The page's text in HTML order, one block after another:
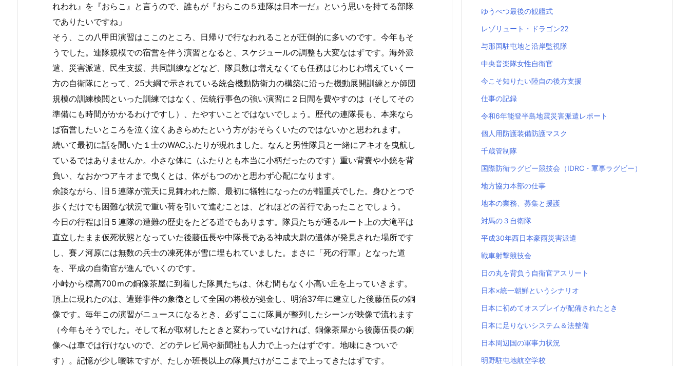
れわれ』を『おらこ』と言うので、誰もが『おらこの５連隊は日本一だ』という思いを持てる部隊
でありたいですね」
そう、この八甲田演習はここのところ、日帰りで行なわれることが圧倒的に多いのです。今年もそ
うでした。連隊規模での宿営を伴う演習となると、スケジュールの調整も大変なはずです。海外派
遣、災害派遣、民生支援、共同訓練などなど、隊員数は増えなくても任務はじわじわ増えていく一
方の自衛隊にとって、25大綱で示されている統合機動防衛力の構築に沿った機動展開訓練とか師団
規模の訓練検閲といった訓練ではなく、伝統行事色の強い演習に２日間を費やすのは（そしてその
準備にも時間がかかるわけですし）、たやすいことではないでしょう。歴代の連隊長も、本来なら
ば宿営したいところを泣く泣くあきらめたという方がおそらくいたのではないかと思われます。
続いて最初に話を聞いた１士のWACふたりが現れました。なんと男性隊員と一緒にアキオを曳航し
ているではありませんか。小さな体に（ふたりとも本当に小柄だったのです）重い背嚢や小銃を背
負い、なおかつアキオまで曳くとは、体がもつのかと思わず心配になります。
余談ながら、旧５連隊が荒天に見舞われた際、最初に犠牲になったのが輜重兵でした。身ひとつで
歩くだけでも困難な状況で重い荷を引いて進むことは、どれほどの苦行であったことでしょう。
今日の行程は旧５連隊の遭難の歴史をたどる道でもあります。隊員たちが通るルート上の大滝平は
直立したまま仮死状態となっていた後藤伍長や中隊長である神成大尉の遺体が発見された場所です
し、賽ノ河原には無数の兵士の凍死体が雪に埋もれていました。まさに「死の行軍」となった道
を、平成の自衛官が進んでいくのです。
小峠から標高700ｍの銅像茶屋に到着した隊員たちは、休む間もなく小高い丘を上っていきます。
頂上に現れたのは、遭難事件の象徴として全国の将校が拠金し、明治37年に建立した後藤伍長の銅
像です。毎年この演習がニュースになるとき、必ずここに隊員が整列したシーンが映像で流れます
（今年もそうでした。そして私が取材したときと変わっていなければ、銅像茶屋から後藤伍長の銅
像へは車では行けないので、どのテレビ局や新聞社も人力で上ったはずです。地味にきついで
す）。記憶が少し曖昧ですが、たしか班長以上の隊員だけがここまで上ってきたはずです。
ゆうべつ最後の観艦式
レゾリュート・ドラゴン22
与那国駐屯地と沿岸監視隊
中央音楽隊女性自衛官
今こそ知りたい陸自の後方支援
仕事の記録
令和6年能登半島地震災害派遣レポート
個人用防護装備防護マスク
千歳管制隊
国際防衛ラグビー競技会（IDRC・軍事ラグビー）
地方協力本部の仕事
地本の業務、募集と援護
対馬の３自衛隊
平成30年西日本豪雨災害派遣
戦車射撃競技会
日の丸を背負う自衛官アスリート
日本×統一朝鮮というシナリオ
日本に初めてオスプレイが配備されたとき
日本に足りないシステム＆法整備
日本周辺国の軍事力状況
明野駐屯地航空学校